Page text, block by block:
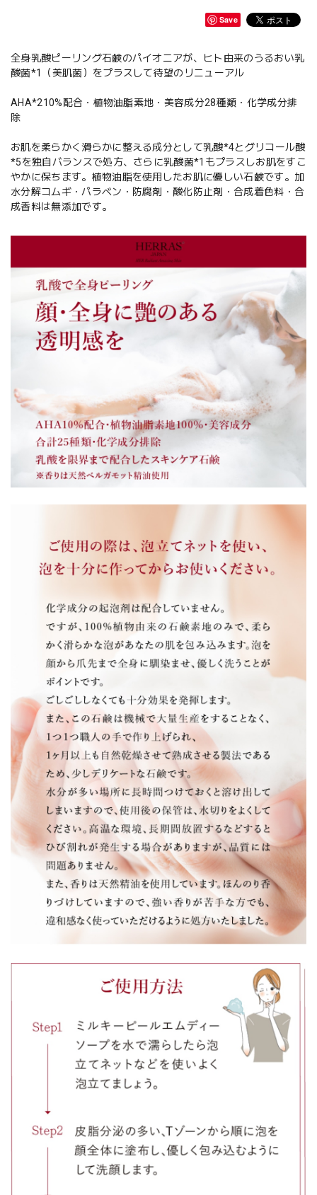
Save
全身乳酸ピーリング石鹸のパイオニアが、ヒト由来のうるおい乳
酸菌*1（美肌菌）をプラスして待望のリニューアル
AHA*210%配合・植物油脂素地・美容成分28種類・化学成分排
除
お肌を柔らかく滑らかに整える成分として乳酸*4とグリコール酸
*5を独自バランスで処方、さらに乳酸菌*1もプラスしお肌をすこ
やかに保ちます。植物油脂を使用したお肌に優しい石鹸です。加
水分解コムギ・パラベン・防腐剤・酸化防止剤・合成着色料・合
成香料は無添加です。